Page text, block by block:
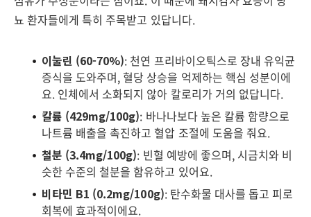
뇨 환자들에게 특히 주목받고 있답니다.
이눌린 (60-70%): 천연 프리바이오틱스로 장내 유익균
증식을 도와주며, 혈당 상승을 억제하는 핵심 성분이에
요. 인체에서 소화되지 않아 칼로리가 거의 없답니다.
칼륨 (429mg/100g): 바나나보다 높은 칼륨 함량으로
나트륨 배출을 촉진하고 혈압 조절에 도움을 줘요.
철분 (3.4mg/100g): 빈혈 예방에 좋으며, 시금치와 비
슷한 수준의 철분을 함유하고 있어요.
비타민 B1 (0.2mg/100g): 탄수화물 대사를 돕고 피로
회복에 효과적이에요.